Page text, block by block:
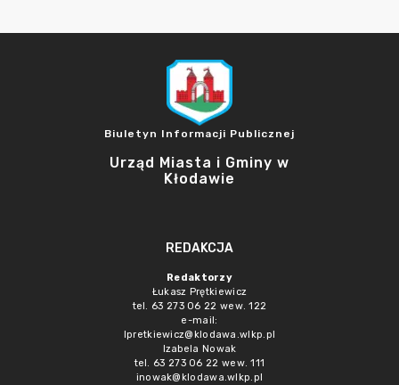
Biuletyn Informacji Publicznej
Urząd Miasta i Gminy w
Kłodawie
REDAKCJA
Redaktorzy
Łukasz Prętkiewicz
tel. 63 273 06 22 wew. 122
e-mail:
lpretkiewicz@klodawa.wlkp.pl
Izabela Nowak
tel. 63 273 06 22 wew. 111
inowak@klodawa.wlkp.pl